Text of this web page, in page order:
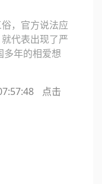
，官方说法应
代表出现了严
年的相爱想
点击